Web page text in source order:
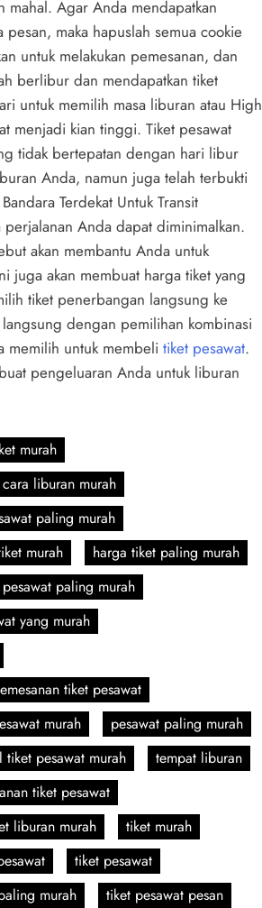
mahal. Agar Anda mendapatkan
maka hapuslah semua cookie
untuk melakukan pemesanan, dan
berlibur dan mendapatkan tiket
untuk memilih masa liburan atau High
menjadi kian tinggi. Tiket pesawat
tidak bertepatan dengan hari libur
Anda, namun juga telah terbukti
Terdekat Untuk Transit
Anda dapat diminimalkan.
akan membantu Anda untuk
juga akan membuat harga tiket yang
tiket penerbangan langsung ke
dengan pemilihan kombinasi
memilih untuk membeli tiket pesawat.
pengeluaran Anda untuk liburan
murah
cara liburan murah
paling murah
murah
harga tiket paling murah
paling murah
yang murah
tiket pesawat
murah
pesawat paling murah
tiket pesawat murah
tempat liburan
tiket pesawat
liburan murah
tiket murah
tiket pesawat
murah
tiket pesawat pesan